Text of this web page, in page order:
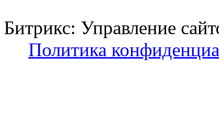
Битрикс: Управление
Политика